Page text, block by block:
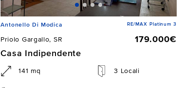
Antonello Di Modica RE/MAX Platinum 3
Priolo Gargallo, SR
179.000€
Casa Indipendente
141 mq 3 Locali